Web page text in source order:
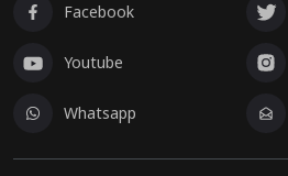
Facebook
Youtube
Whatsapp